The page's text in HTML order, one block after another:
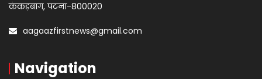
कंकड़बाग, पटना-800020
aagaazfirstnews@gmail.com
Navigation